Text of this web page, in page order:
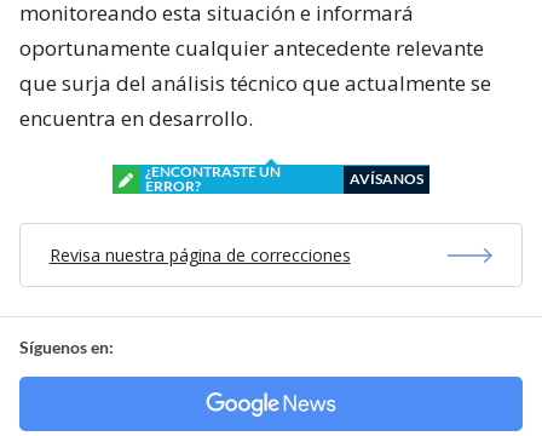
monitoreando esta situación e informará
oportunamente cualquier antecedente relevante
que surja del análisis técnico que actualmente se
encuentra en desarrollo.
¿ENCONTRASTE UN
ERROR?
AVÍSANOS
Revisa nuestra página de correcciones
Síguenos en: